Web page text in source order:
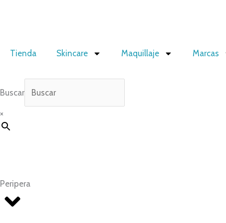
Tienda
Skincare Maquillaje Marcas
Buscar
×
Peripera